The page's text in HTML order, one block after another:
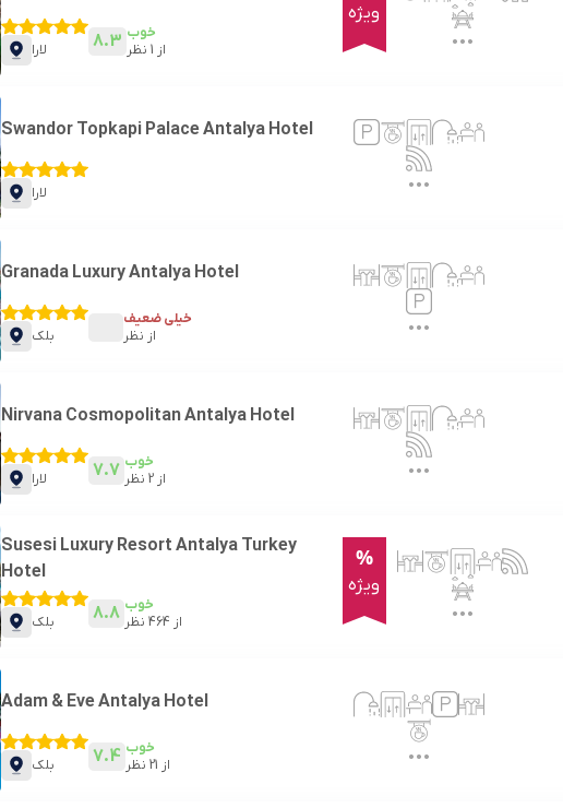
لارا 8.3 خوب
از 1نظر
ویژه
Swandor Topkapi Palace Antalya Hotel
لارا
Granada Luxury Antalya Hotel
بلک
خیلی ضعیف
از نظر
Nirvana Cosmopolitan Antalya Hotel
لارا 7.7 خوب
از 2نظر
Susesi Luxury Resort Antalya Turkey
Hotel
بلک 8.8 خوب
از 464نظر
%
ویژه
Adam & Eve Antalya Hotel
بلک 7.4 خوب
از 21نظر